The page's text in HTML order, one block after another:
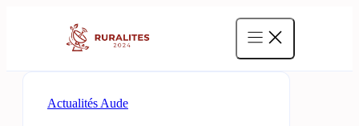
Actualités Aude